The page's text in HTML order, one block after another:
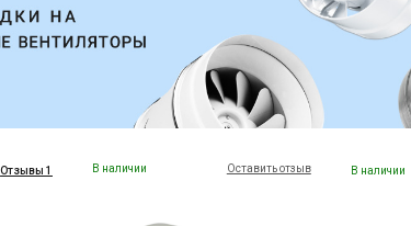
Отзывы 1 В наличии Оставить отзыв В наличии